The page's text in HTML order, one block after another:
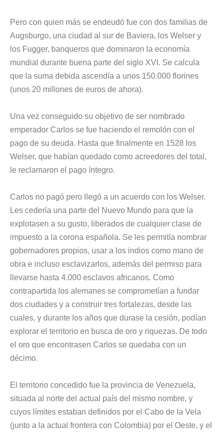
Pero con quien más se endeudó fue con dos familias de
Augsburgo, una ciudad al sur de Baviera, los Welser y
los Fugger, banqueros que dominaron la economía
mundial durante buena parte del siglo XVI. Se calcula
que la suma debida ascendía a unos 150.000 florines
(unos 20 millones de euros de ahora).
Una vez conseguido su objetivo de ser nombrado
emperador Carlos se fue haciendo el remolón con el
pago de su deuda. Hasta que finalmente en 1528 los
Welser, que habían quedado como acreedores del total,
le reclamaron el pago íntegro.
Carlos no pagó pero llegó a un acuerdo con los Welser.
Les cedería una parte del Nuevo Mundo para que la
explotasen a su gusto, liberados de cualquier clase de
impuesto a la corona española. Se les permitía nombrar
gobernadores propios, usar a los indios como mano de
obra e incluso esclavizarlos, además del permiso para
llevarse hasta 4.000 esclavos africanos. Como
contrapartida los alemanes se comprometían a fundar
dos ciudades y a construir tres fortalezas, desde las
cuales, y durante los años que durase la cesión, podían
explorar el territorio en busca de oro y riquezas. De todo
el oro que encontrasen Carlos se quedaba con un
décimo.
El territorio concedido fue la provincia de Venezuela,
situada al norte del actual país del mismo nombre, y
cuyos límites estaban definidos por el Cabo de la Vela
(junto a la actual frontera con Colombia) por el Oeste, y el